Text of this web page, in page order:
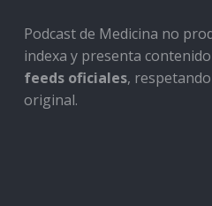
Podcast de Medicina no
indexa y presenta
feeds oficiales,
original.